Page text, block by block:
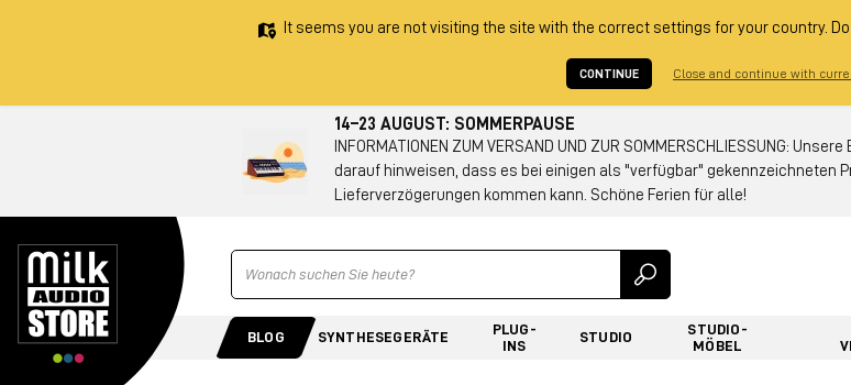
It seems you are not visiting the site with the correct settings for your country.
CONTINUE Close and continue with
14–23 AUGUST: SOMMERPAUSE
INFORMATIONEN ZUM VERSAND UND ZUR SOMMERSCHLIESSUNG:
darauf hinweisen, dass es bei einigen als "verfügbar" gekennzeichneten
Lieferverzögerungen kommen kann. Schöne Ferien für alle!
Ricerca
BLOG SYNTHESEGERÄTE
PLUG-
INS
STUDIO
STUDIO-
MÖBEL